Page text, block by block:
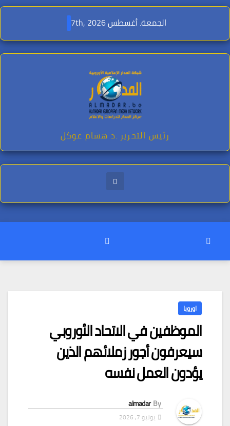
Skip
content
الجمعة. أغسطس 7th, 2026
رئيس التحرير .د هشام عوكل
اوروبا
الموظفين في الاتحاد الأوروبي
سيعرفون أجور زملائهم الذين
يؤدون العمل نفسه
By
almadar
يونيو 7, 2026